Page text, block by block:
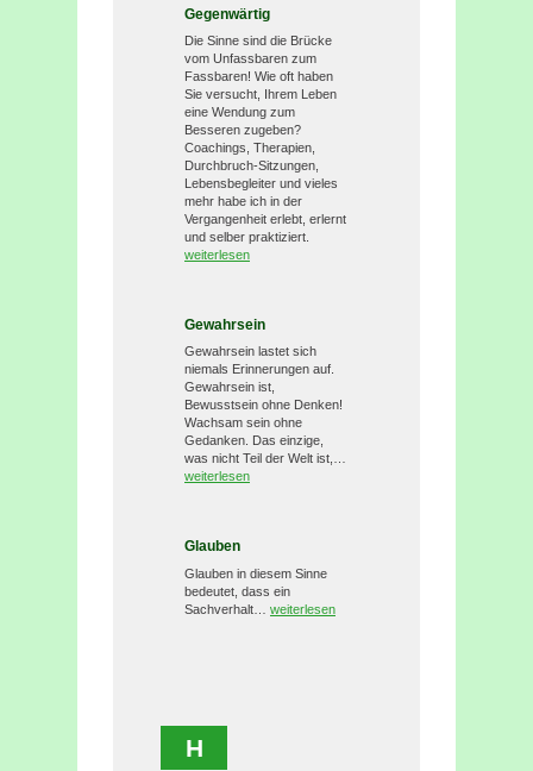
Gegenwärtig
Die Sinne sind die Brücke
vom Unfassbaren zum
Fassbaren! Wie oft haben
Sie versucht, Ihrem Leben
eine Wendung zum
Besseren zugeben?
Coachings, Therapien,
Durchbruch-Sitzungen,
Lebensbegleiter und vieles
mehr habe ich in der
Vergangenheit erlebt, erlernt
und selber praktiziert.
weiterlesen
Gewahrsein
Gewahrsein lastet sich
niemals Erinnerungen auf.
Gewahrsein ist,
Bewusstsein ohne Denken!
Wachsam sein ohne
Gedanken. Das einzige,
was nicht Teil der Welt ist,…
weiterlesen
Glauben
Glauben in diesem Sinne
bedeutet, dass ein
Sachverhalt… weiterlesen
H